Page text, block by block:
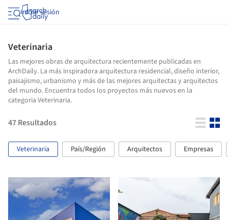
Iniciar sesión
Veterinaria
Las mejores obras de arquitectura recientemente publicadas en
ArchDaily. La más inspiradora arquitectura residencial, diseño interior,
paisajismo, urbanismo y más de las mejores arquitectas y arquitectos
del mundo. Encuentra todos los proyectos más nuevos en la
categoria Veterinaria.
47Resultados
Veterinaria País/Región Arquitectos Empresas